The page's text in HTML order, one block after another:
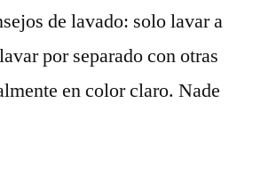
de lavado: solo lavar a
por separado con otras
en color claro. Nade